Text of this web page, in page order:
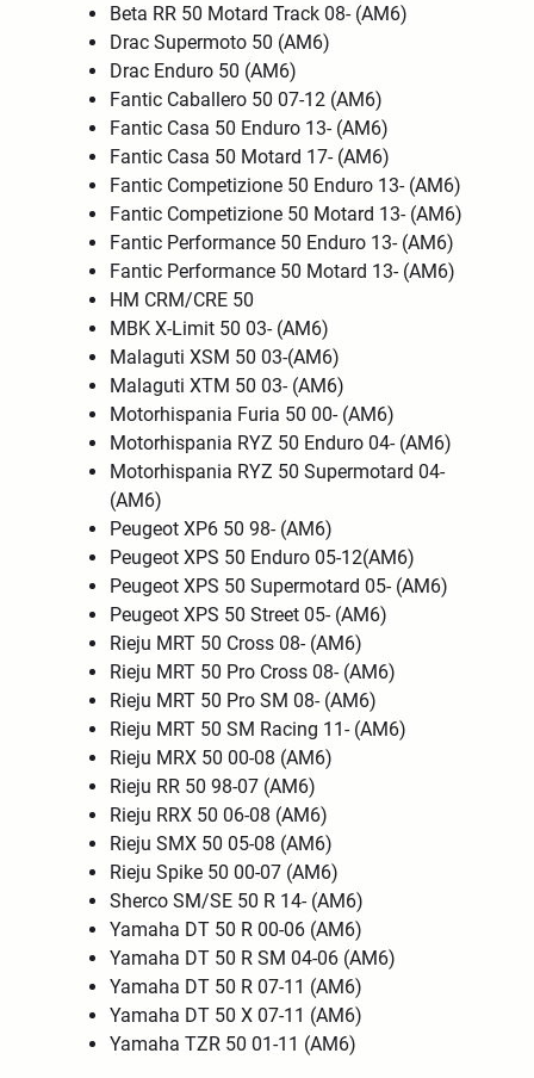
Beta RR 50 Motard Track 08- (AM6)
Drac Supermoto 50 (AM6)
Drac Enduro 50 (AM6)
Fantic Caballero 50 07-12 (AM6)
Fantic Casa 50 Enduro 13- (AM6)
Fantic Casa 50 Motard 17- (AM6)
Fantic Competizione 50 Enduro 13- (AM6)
Fantic Competizione 50 Motard 13- (AM6)
Fantic Performance 50 Enduro 13- (AM6)
Fantic Performance 50 Motard 13- (AM6)
HM CRM/CRE 50
MBK X-Limit 50 03- (AM6)
Malaguti XSM 50 03-(AM6)
Malaguti XTM 50 03- (AM6)
Motorhispania Furia 50 00- (AM6)
Motorhispania RYZ 50 Enduro 04- (AM6)
Motorhispania RYZ 50 Supermotard 04-
(AM6)
Peugeot XP6 50 98- (AM6)
Peugeot XPS 50 Enduro 05-12(AM6)
Peugeot XPS 50 Supermotard 05- (AM6)
Peugeot XPS 50 Street 05- (AM6)
Rieju MRT 50 Cross 08- (AM6)
Rieju MRT 50 Pro Cross 08- (AM6)
Rieju MRT 50 Pro SM 08- (AM6)
Rieju MRT 50 SM Racing 11- (AM6)
Rieju MRX 50 00-08 (AM6)
Rieju RR 50 98-07 (AM6)
Rieju RRX 50 06-08 (AM6)
Rieju SMX 50 05-08 (AM6)
Rieju Spike 50 00-07 (AM6)
Sherco SM/SE 50 R 14- (AM6)
Yamaha DT 50 R 00-06 (AM6)
Yamaha DT 50 R SM 04-06 (AM6)
Yamaha DT 50 R 07-11 (AM6)
Yamaha DT 50 X 07-11 (AM6)
Yamaha TZR 50 01-11 (AM6)